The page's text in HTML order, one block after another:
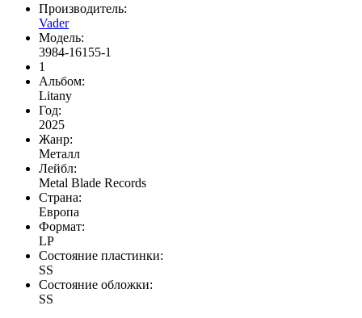
Производитель:
Vader
Модель:
3984-16155-1
1
Альбом:
Litany
Год:
2025
Жанр:
Металл
Лейбл:
Metal Blade Records
Страна:
Европа
Формат:
LP
Состояние пластинки:
SS
Состояние обложки:
SS